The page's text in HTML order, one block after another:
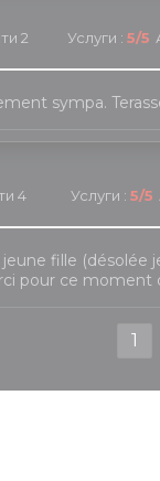
2 Услуги : 5/5
sympa.
4 Услуги : 5/5
fille (désolée
pour ce moment
1